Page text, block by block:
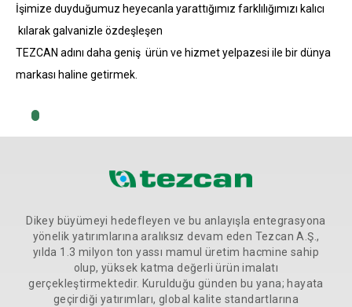
İşimize duyduğumuz heyecanla yarattığımız farklılığımızı kalıcı
kılarak galvanizle özdeşleşen
TEZCAN adını daha geniş ürün ve hizmet yelpazesi ile bir dünya
markası haline getirmek.
Dikey büyümeyi hedefleyen ve bu anlayışla entegrasyona
yönelik yatırımlarına aralıksız devam eden Tezcan A.Ş.,
yılda 1.3 milyon ton yassı mamul üretim hacmine sahip
olup, yüksek katma değerli ürün imalatı
gerçekleştirmektedir. Kurulduğu günden bu yana; hayata
geçirdiği yatırımları, global kalite standartlarına